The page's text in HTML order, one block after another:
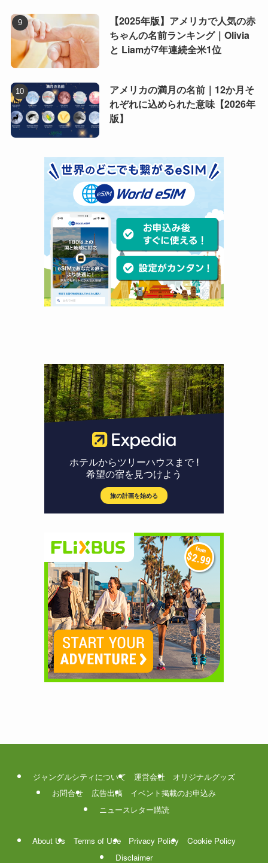
【2025年版】アメリカで人気の赤
ちゃんの名前ランキング｜Olivia
と Liamが7年連続全米1位
アメリカの満月の名前｜12か月そ
れぞれに込められた意味【2026年
版】
ジャングルシティについて 運営会社
オリジナルグッズ
お問合せ
広告出稿
イベント掲載のお申込み
ニュースレター購読
About Us Terms of Use Privacy Policy
Cookie Policy
Disclaimer